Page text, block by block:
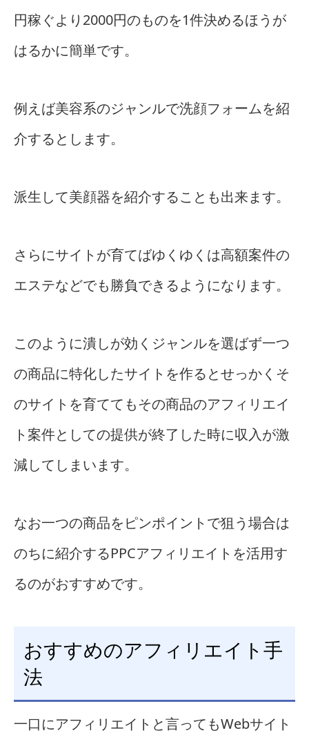
円稼ぐより2000円のものを1件決めるほうが
はるかに簡単です。
例えば美容系のジャンルで洗顔フォームを紹
介するとします。
派生して美顔器を紹介することも出来ます。
さらにサイトが育てばゆくゆくは高額案件の
エステなどでも勝負できるようになります。
このように潰しが効くジャンルを選ばず一つ
の商品に特化したサイトを作るとせっかくそ
のサイトを育ててもその商品のアフィリエイ
ト案件としての提供が終了した時に収入が激
減してしまいます。
なお一つの商品をピンポイントで狙う場合は
のちに紹介するPPCアフィリエイトを活用す
るのがおすすめです。
おすすめのアフィリエイト手
法
一口にアフィリエイトと言ってもWebサイト